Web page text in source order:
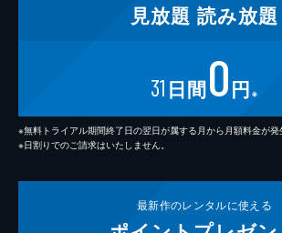
見放題 読み放題
31 日間0円 ※
※無料トライアル期間終了日の翌日が属する月から月額料金が発
※日割りでのご請求はいたしません。
最新作のレンタルに使える